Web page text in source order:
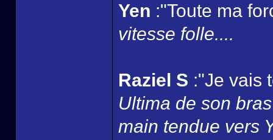
Yen :"Toute ma
vitesse folle....
Raziel S :"Je vais
Ultima de son
main tendue vers